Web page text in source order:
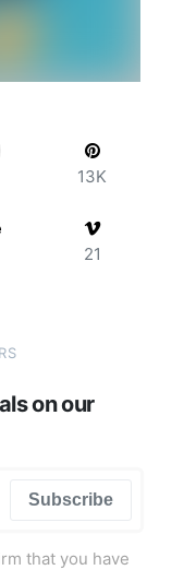
13K
21
on our
Subscribe
that you have